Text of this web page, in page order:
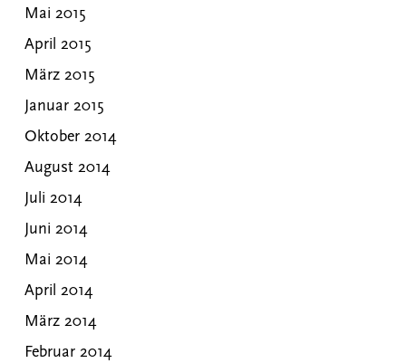
Mai 2015
April 2015
März 2015
Januar 2015
Oktober 2014
August 2014
Juli 2014
Juni 2014
Mai 2014
April 2014
März 2014
Februar 2014